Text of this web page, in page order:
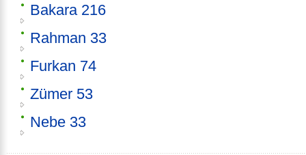
Bakara 216
Rahman 33
Furkan 74
Zümer 53
Nebe 33